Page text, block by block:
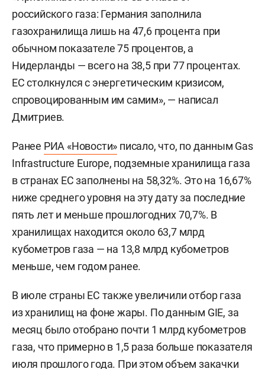
российского газа: Германия заполнила
газохранилища лишь на 47,6 процента при
обычном показателе 75 процентов, а
Нидерланды — всего на 38,5 при 77 процентах.
ЕС столкнулся с энергетическим кризисом,
спровоцированным им самим», — написал
Дмитриев.
Ранее РИА «Новости» писало, что, по данным Gas
Infrastructure Europe, подземные хранилища газа
в странах ЕС заполнены на 58,32%. Это на 16,67%
ниже среднего уровня на эту дату за последние
пять лет и меньше прошлогодних 70,7%. В
хранилищах находится около 63,7 млрд
кубометров газа — на 13,8 млрд кубометров
меньше, чем годом ранее.
В июле страны ЕС также увеличили отбор газа
из хранилищ на фоне жары. По данным GIE, за
месяц было отобрано почти 1 млрд кубометров
газа, что примерно в 1,5 раза больше показателя
июля прошлого года. При этом объем закачки